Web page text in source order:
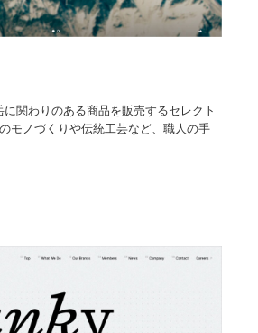
関わりのある商品を販売するセレクト
モノづくりや伝統工芸など、職人の手